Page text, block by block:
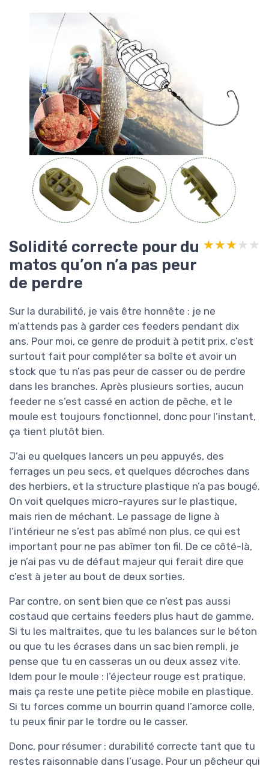
Solidité correcte pour du
matos qu’on n’a pas peur
de perdre
★★★★★
★★★★★
Sur la durabilité, je vais être honnête : je ne
m’attends pas à garder ces feeders pendant dix
ans. Pour moi, ce genre de produit à petit prix, c’est
surtout fait pour compléter sa boîte et avoir un
stock que tu n’as pas peur de casser ou de perdre
dans les branches. Après plusieurs sorties, aucun
feeder ne s’est cassé en action de pêche, et le
moule est toujours fonctionnel, donc pour l’instant,
ça tient plutôt bien.
J’ai eu quelques lancers un peu appuyés, des
ferrages un peu secs, et quelques décroches dans
des herbiers, et la structure plastique n’a pas bougé.
On voit quelques micro-rayures sur le plastique,
mais rien de méchant. Le passage de ligne à
l’intérieur ne s’est pas abîmé non plus, ce qui est
important pour ne pas abîmer ton fil. De ce côté-là,
je n’ai pas vu de défaut majeur qui ferait dire que
c’est à jeter au bout de deux sorties.
Par contre, on sent bien que ce n’est pas aussi
costaud que certains feeders plus haut de gamme.
Si tu les maltraites, que tu les balances sur le béton
ou que tu les écrases dans un sac bien rempli, je
pense que tu en casseras un ou deux assez vite.
Idem pour le moule : l’éjecteur rouge est pratique,
mais ça reste une petite pièce mobile en plastique.
Si tu forces comme un bourrin quand l’amorce colle,
tu peux finir par le tordre ou le casser.
Donc, pour résumer : durabilité correcte tant que tu
restes raisonnable dans l’usage. Pour un pêcheur qui